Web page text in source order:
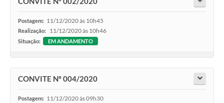
Postagem: 11/12/2020 às 10h45
Realização: 11/12/2020 às 10h46
Situação: EM ANDAMENTO
CONVITE Nº 004/2020
Postagem: 11/12/2020 às 09h30